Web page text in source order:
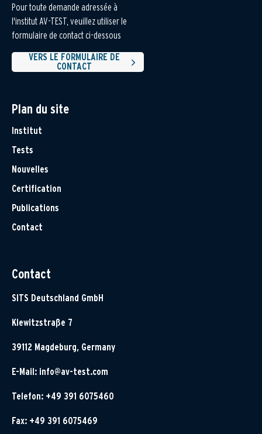
Pour toute demande adressée à
l'institut AV-TEST, veuillez utiliser le
formulaire de contact ci-dessous
VERS LE FORMULAIRE DE
CONTACT
Plan du site
Institut
Tests
Nouvelles
Certification
Publications
Contact
Contact
SITS Deutschland GmbH
Klewitzstraße 7
39112 Magdeburg, Germany
E-Mail: info@av-test.com
Telefon: +49 391 6075460
Fax: +49 391 6075469